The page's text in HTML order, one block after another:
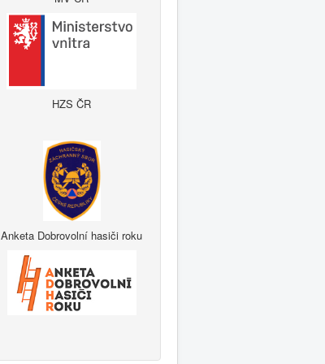
HZS ČR
Anketa Dobrovolní hasiči roku